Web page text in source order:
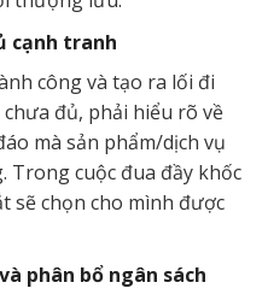
cạnh tranh
công và tạo ra lối đi
đủ, phải hiểu rõ về
mà sản phẩm/dịch vụ
Trong cuộc đua đầy khốc
sẽ chọn cho mình được
phân bổ ngân sách